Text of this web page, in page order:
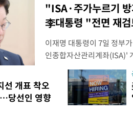
"ISA·주가누르기
李대통령 "전면 재
이재명 대통령이 7일 정부
인종합자산관리계좌(ISA)'
안'을 전면 재검토 할 것을
들과의 상황 점검 회의에서
지법안을 둘러싼 투자자들
았다. 이 자리에서 이 대통
선 개표 착오
당선인 영향